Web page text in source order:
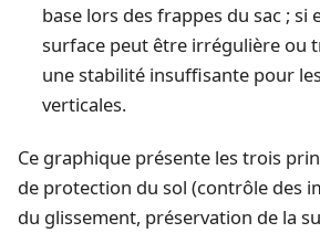
base lors des frappes du sac ; si
surface peut être irrégulière ou
une stabilité insuffisante pour
verticales.
Ce graphique présente les trois
de protection du sol (contrôle des
du glissement, préservation de la